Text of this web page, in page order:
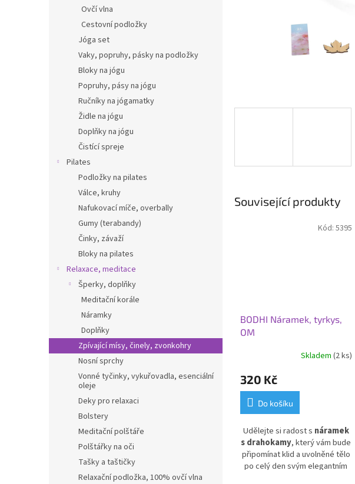
Ovčí vlna
Cestovní podložky
Jóga set
Vaky, popruhy, pásky na podložky
Bloky na jógu
Popruhy, pásy na jógu
Ručníky na jógamatky
Židle na jógu
Doplňky na jógu
Čistící spreje
Pilates
Podložky na pilates
Válce, kruhy
Nafukovací míče, overbally
Gumy (terabandy)
Činky, závaží
Bloky na pilates
Relaxace, meditace
Šperky, doplňky
Meditační korále
Náramky
Doplňky
Zpívající mísy, činely, zvonkohry
Nosní sprchy
Vonné tyčinky, vykuřovadla, esenciální
oleje
Deky pro relaxaci
Bolstery
Meditační polštáře
Polštářky na oči
Tašky a taštičky
Relaxační podložka, 100% ovčí vlna
Související produkty
BODHI Náramek, tyrkys,
OM
Skladem (2 ks)
320 Kč
Do košíku
Udělejte si radost s náramek
s drahokamy, který vám bude
připomínat klid a uvolněné tělo
po celý den svým elegantním
Kód: 5395